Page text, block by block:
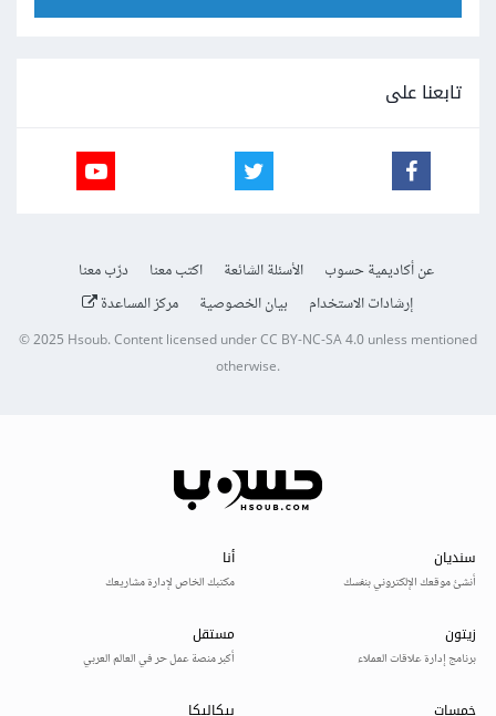
تابعنا على
عن أكاديمية حسوب الأسئلة الشائعة اكتب معنا
درّب معنا
إرشادات الاستخدام
بيان الخصوصية مركز المساعدة
© 2025Hsoub.Content licensed underCC BY-NC-SA 4.0unless mentioned
otherwise.